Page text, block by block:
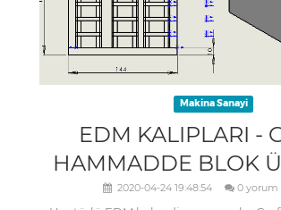
Makina Sanayi
EDM KALIPLARI -
HAMMADDE BLOK
2020-04-24 19:48:54 0 yorum